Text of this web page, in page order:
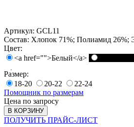
Артикул: GCL11
Состав: Хлопок 71%; Полиамид 26%;
Цвет:
<a href="">Белый</a>
Размер:
18-20
20-22
22-24
Помощник по размерам
Цена по запросу
В КОРЗИНУ
ПОЛУЧИТЬ ПРАЙС-ЛИСТ